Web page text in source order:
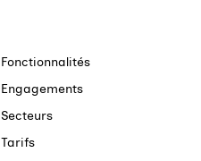
Fonctionnalités
Engagements
Secteurs
Tarifs